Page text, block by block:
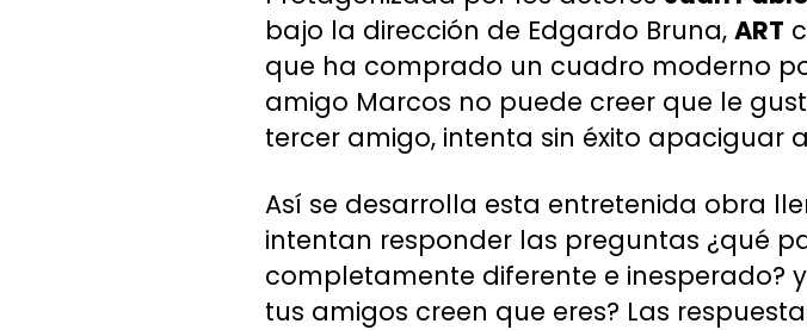
bajo la dirección de Edgardo Bruna, ART
que ha comprado un cuadro moderno
amigo Marcos no puede creer que le
tercer amigo, intenta sin éxito apaciguar
Así se desarrolla esta entretenida obra
intentan responder las preguntas ¿qué
completamente diferente e inesperado?
tus amigos creen que eres? Las